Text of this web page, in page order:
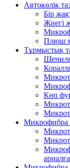
Автокөлік
Бір
Жиегі
Плюш
Тұрмыстық
Шениль
Көп
Микрофибра